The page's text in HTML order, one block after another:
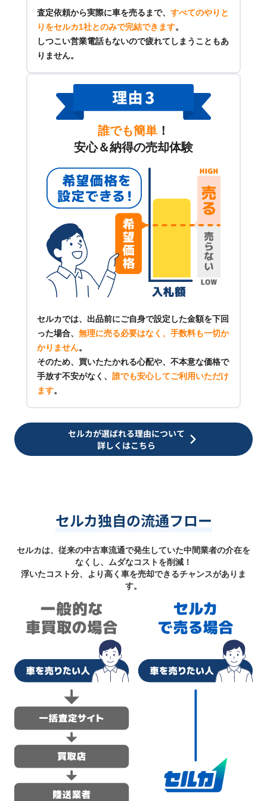
査定依頼から実際に車を売るまで、 すべてのやりと
りをセルカ1社とのみで完結できます。
しつこい営業電話もないので疲れてしまうこともあ
りません。
誰でも簡単 ！
安心＆納得の売却体験
セルカでは、出品前にご自身で設定した金額を下回
った場合、 無理に売る必要はなく、手数料も一切か
かりません。
そのため、買いたたかれる心配や、不本意な価格で
手放す不安がなく、 誰でも安心してご利用いただけ
ます。
セルカが選ばれる理由について
詳しくはこちら
セルカ独自の流通フロー
セルカは、従来の中古車流通で発生していた中間業者の介在を
なくし、ムダなコストを削減！
浮いたコスト分、より高く車を売却できるチャンスがありま
す。